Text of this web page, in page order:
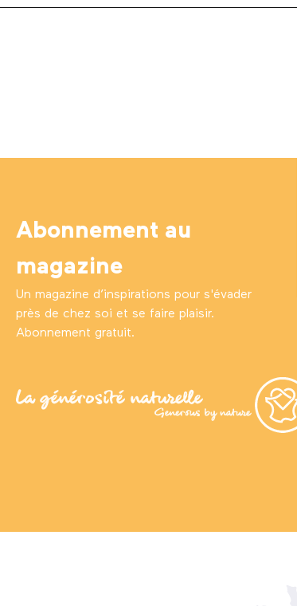
Abonnement au
magazine
Un magazine d’inspirations pour s'évader
près de chez soi et se faire plaisir.
Abonnement gratuit.